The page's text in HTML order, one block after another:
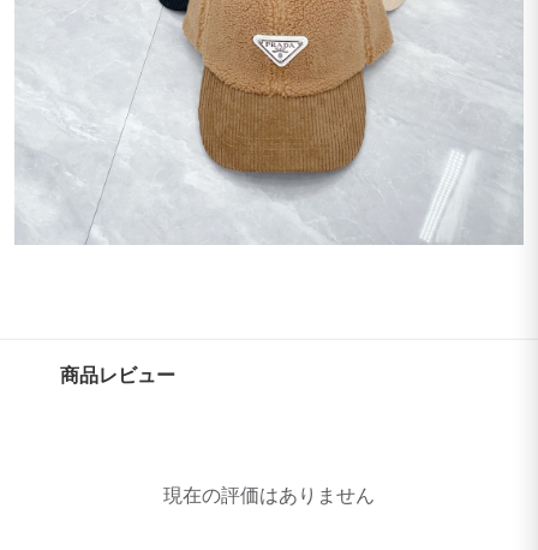
商品レビュー
現在の評価はありません